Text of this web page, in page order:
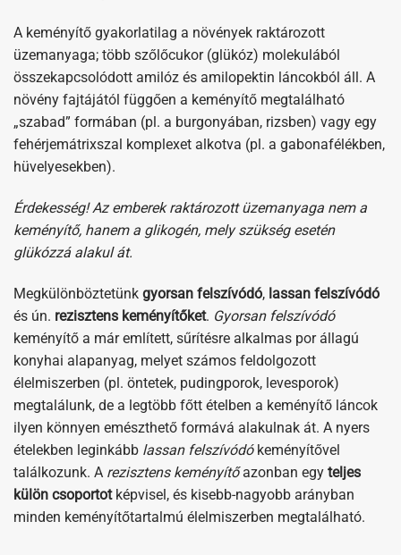
A keményítő gyakorlatilag a növények raktározott
üzemanyaga; több szőlőcukor (glükóz) molekulából
összekapcsolódott amilóz és amilopektin láncokból áll. A
növény fajtájától függően a keményítő megtalálható
„szabad” formában (pl. a burgonyában, rizsben) vagy egy
fehérjemátrixszal komplexet alkotva (pl. a gabonafélékben,
hüvelyesekben).
Érdekesség! Az emberek raktározott üzemanyaga nem a
keményítő, hanem a glikogén, mely szükség esetén
glükózzá alakul át.
Megkülönböztetünk gyorsan felszívódó, lassan felszívódó
és ún. rezisztens keményítőket. Gyorsan felszívódó
keményítő a már említett, sűrítésre alkalmas por állagú
konyhai alapanyag, melyet számos feldolgozott
élelmiszerben (pl. öntetek, pudingporok, levesporok)
megtalálunk, de a legtöbb főtt ételben a keményítő láncok
ilyen könnyen emészthető formává alakulnak át. A nyers
ételekben leginkább lassan felszívódókeményítővel
találkozunk. A rezisztens keményítőazonban egy teljes
külön csoportot képvisel, és kisebb-nagyobb arányban
minden keményítőtartalmú élelmiszerben megtalálható.